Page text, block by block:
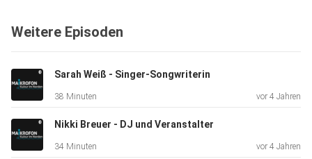
Indie-Funk-Band „JEROBEAM“ und komponierte und schrieb
andere Künstler wie Thomas D von den Fantastischen Vier
oder Ben Zucker. Seit einiger Zeit ist er auch für die
komplette musikalische Komposition der Kindersendung
„Ein
Fall für die Erdmännchen“ verantwortlich. Lennart A.
Weitere Episoden
Sarah Weiß - Singer-Songwriterin
38 Minuten vor 4 Jahren
Nikki Breuer - DJ und Veranstalter
34 Minuten vor 4 Jahren